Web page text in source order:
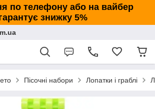
по телефону або на вайбер
знижку 5%
Пісочні набори Лопатки і граблі